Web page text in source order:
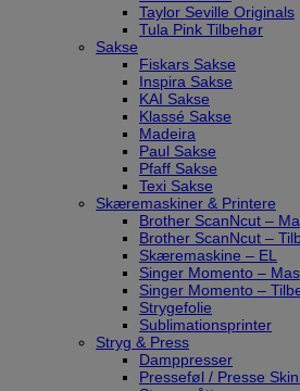
Taylor Seville Originals
Tula Pink Tilbehør
Sakse
Fiskars Sakse
Inspira Sakse
KAI Sakse
Klassé Sakse
Madeira
Paul Sakse
Pfaff Sakse
Texi Sakse
Skæremaskiner & Printere
Brother ScanNcut –
Brother ScanNcut –
Skæremaskine – EL
Singer Momento –
Singer Momento –
Strygefolie
Sublimationsprinter
Stryg & Press
Damppresser
Presseføl / Presse